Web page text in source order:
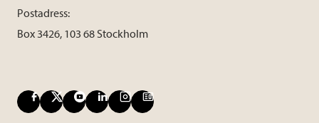
Postadress:
Box 3426, 103 68 Stockholm
F
X
Y
L
I
B